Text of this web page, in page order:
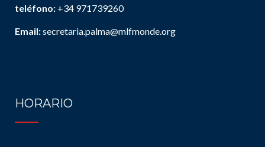
teléfono: +34 971739260
Email:secretaria.palma@mlfmonde.org
HORARIO